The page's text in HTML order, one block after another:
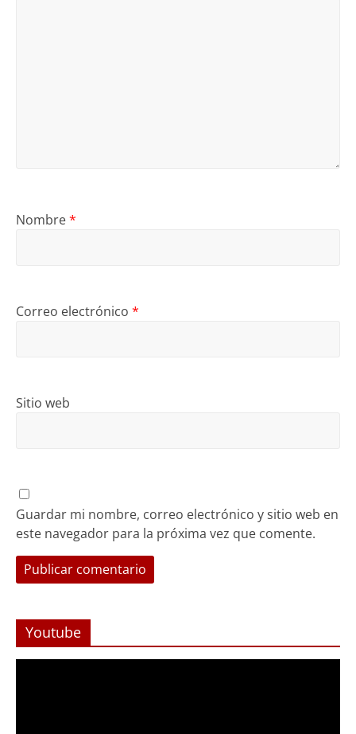
Nombre*
Correo electrónico *
Sitio web
Guardar mi nombre, correo electrónico y sitio web en
este navegador para la próxima vez que comente.
Youtube